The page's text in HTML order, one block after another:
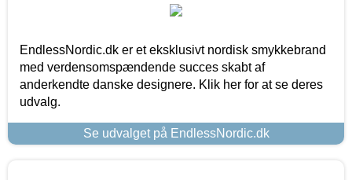
EndlessNordic.dk er et eksklusivt nordisk smykkebrand
med verdensomspændende succes skabt af
anderkendte danske designere. Klik her for at se deres
udvalg.
Se udvalget på EndlessNordic.dk